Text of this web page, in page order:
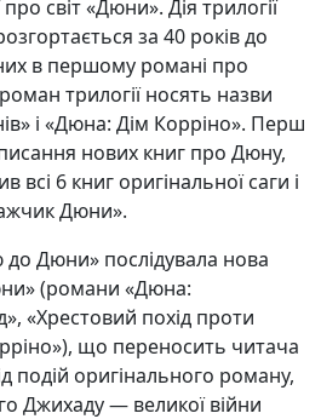
світ «Дюни». Дія трилогії
за 40 років до
в першому романі про
трилогії носять назви
і «Дюна: Дім Корріно». Перш
нових книг про Дюну,
6 книг оригінальної саги і
Дюни».
Дюни» послідувала нова
(романи «Дюна:
«Хрестовий похід проти
що переносить читача
подій оригінального роману,
Джихаду — великої війни